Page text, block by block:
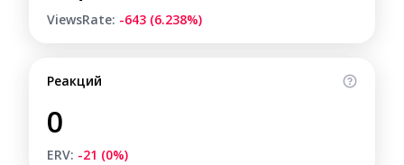
ViewsRate: -643 (6.238%)
Реакций
0
ERV: -21 (0%)